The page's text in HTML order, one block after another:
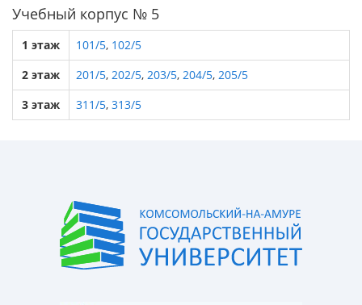
Учебный корпус № 5
1 этаж 101/5, 102/5
2 этаж
201/5, 202/5, 203/5, 204/5, 205/5
3 этаж
311/5, 313/5